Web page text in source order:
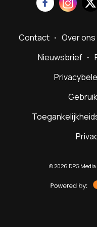
Contact Over ons
Nieuwsbrief
©2026 DPG